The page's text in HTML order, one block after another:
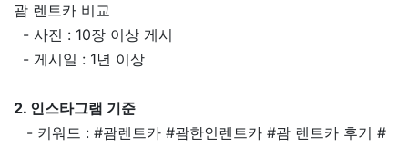
괌 렌트카 비교
- 사진 : 10장 이상 게시
- 게시일 : 1년 이상
2. 인스타그램 기준
- 키워드 : #괌렌트카 #괌한인렌트카 #괌 렌트카 후기 #